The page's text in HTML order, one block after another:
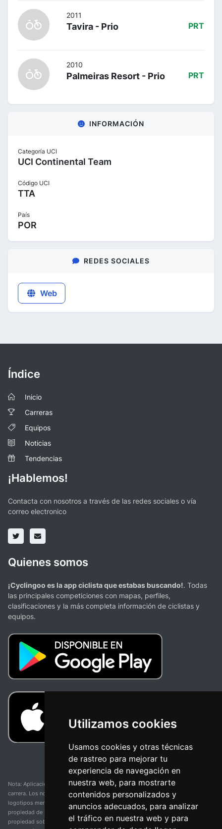
Utilizamos cookies
Usamos cookies y otras técnicas
de rastreo para mejorar tu
experiencia de navegación en
nuestra web, para mostrarte
contenidos personalizados y
anuncios adecuados, para analizar
el tráfico en nuestra web y para
2011
Tavira - Prio PRT
2010
Palmeiras Resort - Prio PRT
INFORMACIÓN
Categoría UCI
UCI Continental Team
Código UCI
TTA
País
POR
REDES SOCIALES
Web
Índice
Inicio
Carreras
Equipos
Noticias
Tendencias
¡Hablemos!
Contacta con nosotros a través de las redes sociales o vía
correo electronico
Quienes somos
¡Cyclingoo es la app ciclista que estabas buscando!. Todas
las principales competiciones con mapas, perfiles,
clasificaciones y la más completa información de ciclistas y
equipos.
Nota: Aplicación y web no oficial y no relacionada con ninguna organización o
carrera. Los nombres de equipos, competiciones, marcas comerciales y
logotipos mencionados en esta página de resultados de ciclismo son
propiedad de sus respectivos dueños. No tenemos afiliación, patrocinio ni
propiedad sobre estas marcas comerciales. Toda la información proporcionada